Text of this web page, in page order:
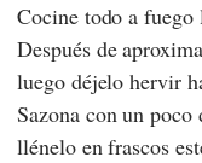
Cocine todo a fuego
Después de
luego déjelo hervir
Sazona con un
llénelo en frascos